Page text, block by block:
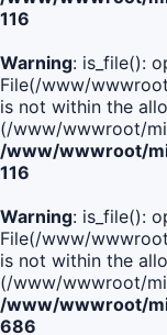
116
Warning: is_file():
File(/www/
is not within the
(/www/wwwroot/
/www/wwwroot/
116
Warning: is_file():
File(/www/
is not within the
(/www/wwwroot/
/www/wwwroot/
686